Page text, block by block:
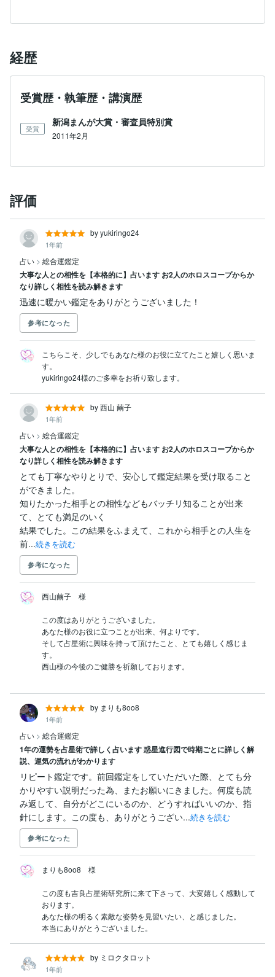
経歴
受賞歴・執筆歴・講演歴
受賞
新潟まんが大賞・審査員特別賞
2011年2月
評価
by yukiringo24
1年前
占い > 総合運鑑定
大事な人との相性を【本格的に】占います お2人のホロスコープからか
なり詳しく相性を読み解きます
迅速に暖かい鑑定をありがとうございました！
参考になった
こちらこそ、少しでもあなた様のお役に立てたこと嬉しく思いま
す。
yukiringo24様のご多幸をお祈り致します。
by 西山 繭子
1年前
占い > 総合運鑑定
大事な人との相性を【本格的に】占います お2人のホロスコープからか
なり詳しく相性を読み解きます
とても丁寧なやりとりで、安心して鑑定結果を受け取ること
ができました。
知りたかった相手との相性などもバッチリ知ることが出来
て、とても満足のいく
結果でした。この結果をふまえて、これから相手との人生を
前...続きを読む
参考になった
西山繭子　様
この度はありがとうございました。
あなた様のお役に立つことが出来、何よりです。
そして占星術に興味を持って頂けたこと、とても嬉しく感じま
す。
by まりも8oo8
1年前
占い > 総合運鑑定
1年の運勢を占星術で詳しく占います 惑星進行図で時期ごとに詳しく解
説、運気の流れがわかります
リピート鑑定です。前回鑑定をしていただいた際、とても分
かりやすい説明だった為、またお願いにきました。何度も読
み返して、自分がどこにいるのか、どうすればいいのか、指
針にします。この度も、ありがとうござい...続きを読む
参考になった
まりも8oo8　様
この度も吉良占星術研究所に来て下さって、大変嬉しく感動して
おります。
あなた様の明るく素敵な姿勢を見習いたい、と感じました。
本当にありがとうございました。
by ミロクタロット
1年前